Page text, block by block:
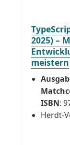
2025) –
meistern
ISBN:
Herdt-